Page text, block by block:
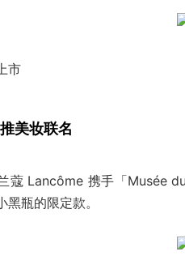
市
美妆联名
蔻 Lancôme 携手「Musée
瓶的限定款。